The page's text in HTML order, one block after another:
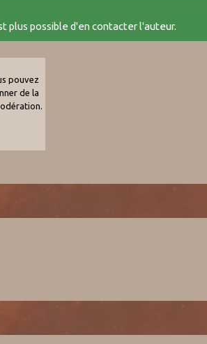
plus possible d'en contacter l'auteur.
pouvez
de la